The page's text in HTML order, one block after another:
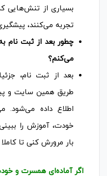
بسیاری از تنش‌هایی
تجربه می‌کنند،
چطور بعد از ثبت نام
می‌کنم؟
بعد از ثبت نام،
طریق همین سایت و
اطلاع داده می‌شود.
خودت، آموزش را
بار مرورش کنی تا
اگر آماده‌ای همسرت و